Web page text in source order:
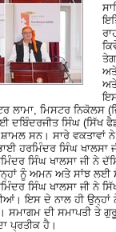
ਲਾਮਾ, ਮਿਸਟਰ ਨਿਕੋਲਸ
ਸਿੰਘ (ਸਿੱਖ
ਸਨ। ਸਾਰੇ
ਹਰਮਿੰਦਰ ਸਿੰਘ
ਸਿੰਘ ਖਾਲਸਾ ਜੀ ਨੇ
ਨੂੰ ਅਮਨ ਅਤੇ ਸਾਂਝ ਲਈ
ਸਿੰਘ ਖਾਲਸਾ ਜੀ ਨੇ
ਇਸ ਦੇ ਨਾਲ ਹੀ
ਸਮਾਗਮ ਦੀ ਸਮਾਪਤੀ
ਪ੍ਰਤੀਕ ਹੈ।